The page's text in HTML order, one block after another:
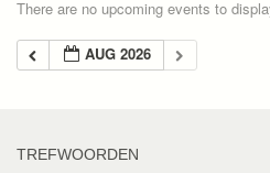
There are no upcoming events to
AUG 2026
TREFWOORDEN